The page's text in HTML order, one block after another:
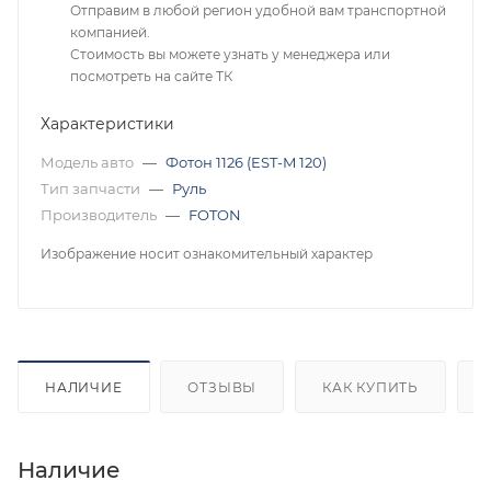
Отправим в любой регион удобной вам транспортной
компанией.
Стоимость вы можете узнать у менеджера или
посмотреть на сайте ТК
Характеристики
Модель авто — Фотон 1126 (EST-M 120)
Тип запчасти — Руль
Производитель — FOTON
Изображение носит ознакомительный характер
НАЛИЧИЕ ОТЗЫВЫ КАК КУПИТЬ
Наличие